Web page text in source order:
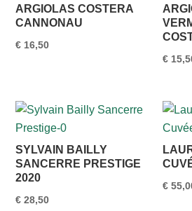
ARGIOLAS COSTERA
CANNONAU
€ 16,50
€
SYLVAIN BAILLY
SANCERRE PRESTIGE
2020
€ 28,50
€